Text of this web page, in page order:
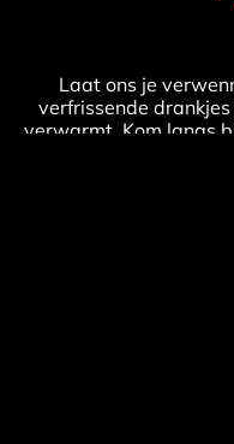
Laat ons je
verfrissende
verwarmt. Kom langs